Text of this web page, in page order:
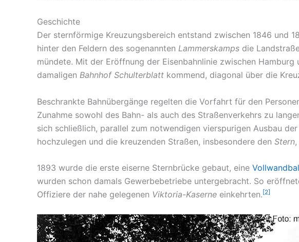
Geschichte
Der sternförmige Kreuzungsbereich entstand zwischen 1846 und
hinter den Feldern des sogenannten Lammerskamps die
mündete. Mit der Eröffnung der Eisenbahnlinie zwischen
damaligen Bahnhof Schulterblatt kommend, diagonal über die
Beschrankte Bahnübergänge regelten die Vorfahrt für den
Zunahme sowohl des Bahn- als auch des Straßenverkehrs zu
sich schließlich, parallel zum notwendigen vierspurigen Ausbau
hochzulegen und die kreuzenden Straßen, insbesondere den Stern
1893 wurde die erste eiserne Sternbrücke gebaut, eine
wurden schon damals Gewerbebetriebe untergebracht. So
Offiziere der nahe gelegenen Viktoria-Kaserne einkehrten.[2]